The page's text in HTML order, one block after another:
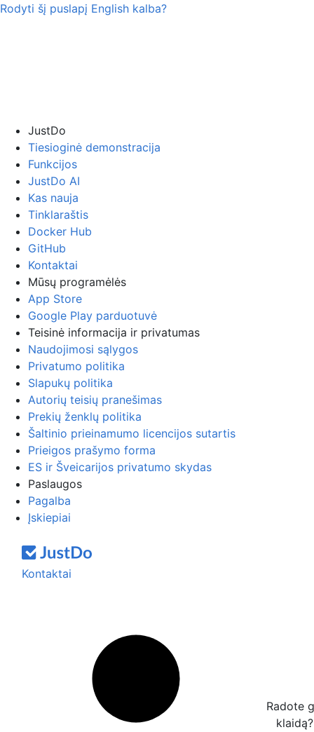
Rodyti šį puslapį English kalba?
JustDo
Tiesioginė demonstracija
Funkcijos
JustDo AI
Kas nauja
Tinklaraštis
Docker Hub
GitHub
Kontaktai
Mūsų programėlės
App Store
Google Play parduotuvė
Teisinė informacija ir privatumas
Naudojimosi sąlygos
Privatumo politika
Slapukų politika
Autorių teisių pranešimas
Prekių ženklų politika
Šaltinio prieinamumo licencijos sutartis
Prieigos prašymo forma
ES ir Šveicarijos privatumo skydas
Paslaugos
Pagalba
Įskiepiai
Kontaktai
Radote